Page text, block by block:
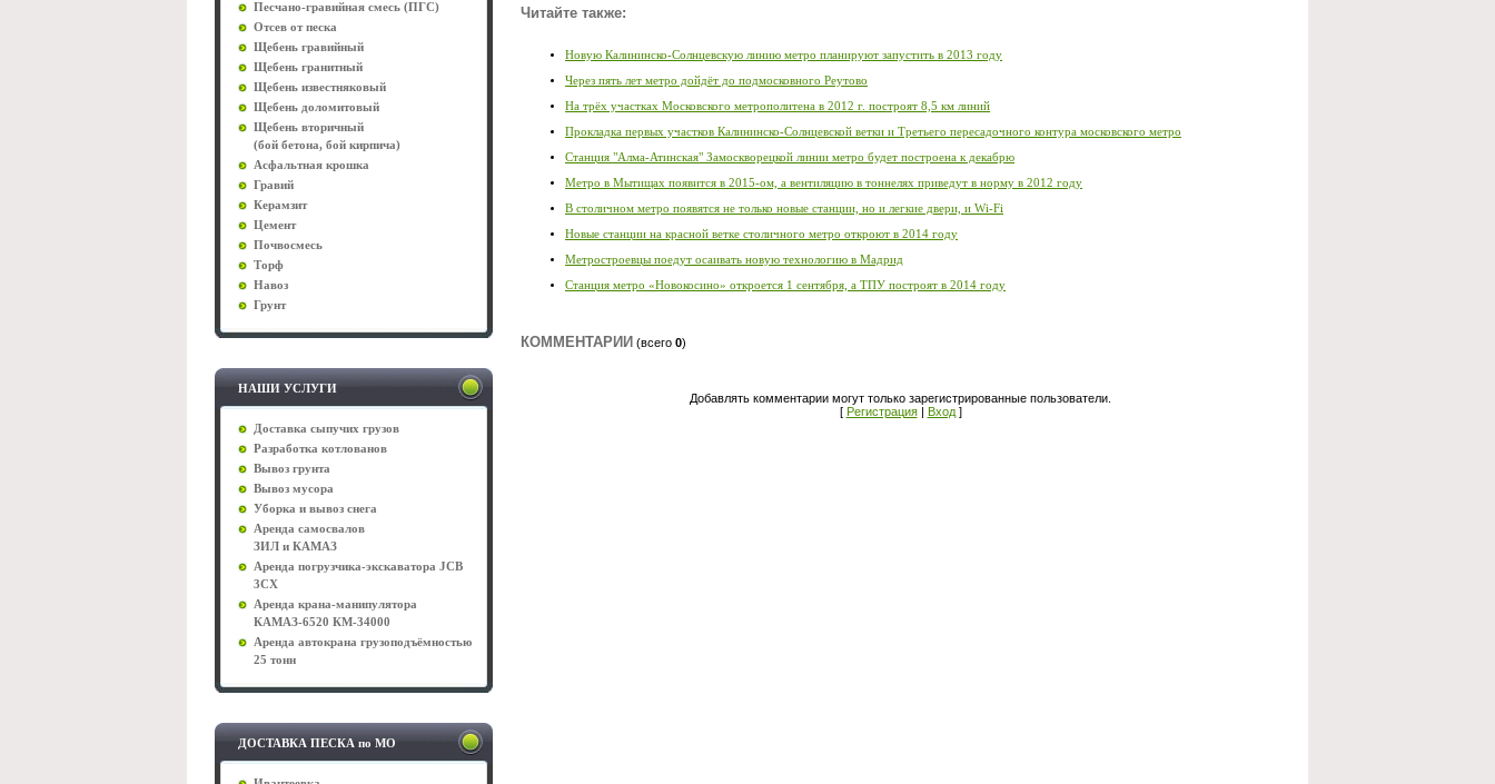
Песчано-гравийная смесь (ПГС)
Отсев от песка
Щебень гравийный
Щебень гранитный
Щебень известняковый
Щебень доломитовый
Щебень вторичный
(бой бетона, бой кирпича)
Асфальтная крошка
Гравий
Керамзит
Цемент
Почвосмесь
Торф
Навоз
Грунт
НАШИ УСЛУГИ
Доставка сыпучих грузов
Разработка котлованов
Вывоз грунта
Вывоз мусора
Уборка и вывоз снега
Аренда самосвалов
ЗИЛ и КАМАЗ
Аренда погрузчика-экскаватора JCB
3CX
Аренда крана-манипулятора
КАМАЗ-6520 КМ-34000
Аренда автокрана грузоподъёмностью
25 тонн
ДОСТАВКА ПЕСКА по МО
Читайте также:
Новую Калининско-Солнцевскую линию метро планируют запустить в 2013 году
Через пять лет метро дойдёт до подмосковного Реутово
На трёх участках Московского метрополитена в 2012 г. построят 8,5 км линий
Прокладка первых участков Калининско-Солнцевской ветки и Третьего пересадочного контура московского метро
Станция "Алма-Атинская" Замоскворецкой линии метро будет построена к декабрю
Метро в Мытищах появится в 2015-ом, а вентиляцию в тоннелях приведут в норму в 2012 году
В столичном метро появятся не только новые станции, но и легкие двери, и Wi-Fi
Новые станции на красной ветке столичного метро откроют в 2014 году
Метростроевцы поедут осаивать новую технологию в Мадрид
Станция метро «Новокосино» откроется 1 сентября, а ТПУ построят в 2014 году
КОММЕНТАРИИ (всего 0)
Добавлять комментарии могут только зарегистрированные пользователи.
[ Регистрация| Вход]